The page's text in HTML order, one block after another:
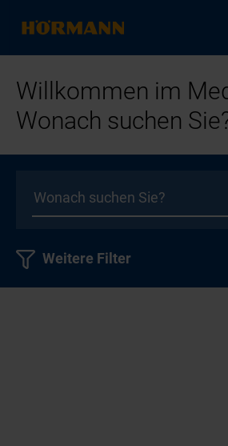
Willkommen im
Wonach suchen
Weitere Filter